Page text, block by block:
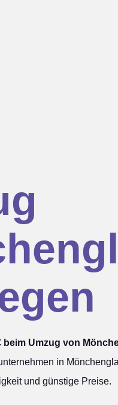
beim Umzug von
in
und günstige Preise.